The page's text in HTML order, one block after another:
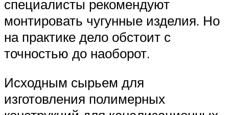
специалисты рекомендуют
монтировать чугунные изделия. Но
на практике дело обстоит с
точностью до наоборот.
Исходным сырьем для
изготовления полимерных